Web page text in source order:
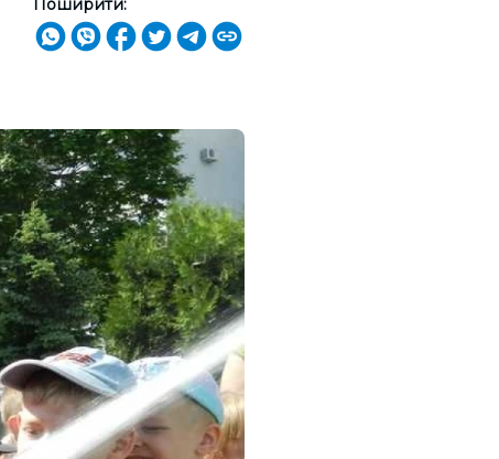
Поширити: